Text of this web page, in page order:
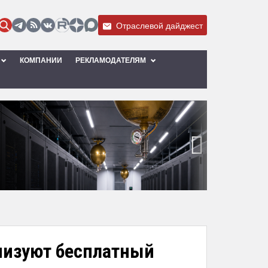
Отраслевой дайджест
КОМПАНИИ РЕКЛАМОДАТЕЛЯМ
бесплатный